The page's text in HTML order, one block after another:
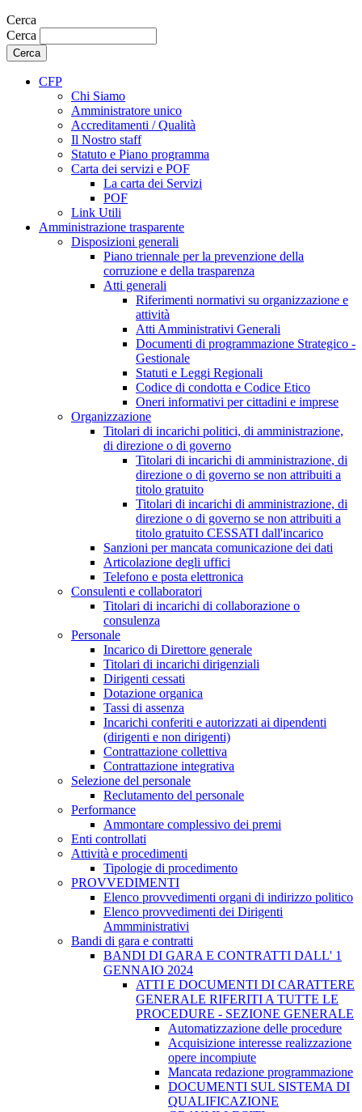
Cerca
Cerca
CFP
Chi Siamo
Amministratore unico
Accreditamenti / Qualità
Il Nostro staff
Statuto e Piano programma
Carta dei servizi e POF
La carta dei Servizi
POF
Link Utili
Amministrazione trasparente
Disposizioni generali
Piano triennale per la prevenzione della
corruzione e della trasparenza
Atti generali
Riferimenti normativi su organizzazione e
attività
Atti Amministrativi Generali
Documenti di programmazione Strategico -
Gestionale
Statuti e Leggi Regionali
Codice di condotta e Codice Etico
Oneri informativi per cittadini e imprese
Organizzazione
Titolari di incarichi politici, di amministrazione,
di direzione o di governo
Titolari di incarichi di amministrazione, di
direzione o di governo se non attribuiti a
titolo gratuito
Titolari di incarichi di amministrazione, di
direzione o di governo se non attribuiti a
titolo gratuito CESSATI dall'incarico
Sanzioni per mancata comunicazione dei dati
Articolazione degli uffici
Telefono e posta elettronica
Consulenti e collaboratori
Titolari di incarichi di collaborazione o
consulenza
Personale
Incarico di Direttore generale
Titolari di incarichi dirigenziali
Dirigenti cessati
Dotazione organica
Tassi di assenza
Incarichi conferiti e autorizzati ai dipendenti
(dirigenti e non dirigenti)
Contrattazione collettiva
Contrattazione integrativa
Selezione del personale
Reclutamento del personale
Performance
Ammontare complessivo dei premi
Enti controllati
Attività e procedimenti
Tipologie di procedimento
PROVVEDIMENTI
Elenco provvedimenti organi di indirizzo politico
Elenco provvedimenti dei Dirigenti
Ammministrativi
Bandi di gara e contratti
BANDI DI GARA E CONTRATTI DALL' 1
GENNAIO 2024
ATTI E DOCUMENTI DI CARATTERE
GENERALE RIFERITI A TUTTE LE
PROCEDURE - SEZIONE GENERALE
Automatizzazione delle procedure
Acquisizione interesse realizzazione
opere incompiute
Mancata redazione programmazione
DOCUMENTI SUL SISTEMA DI
QUALIFICAZIONE